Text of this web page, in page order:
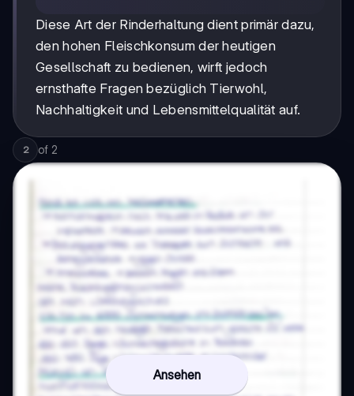
Diese Art der Rinderhaltung dient primär dazu,
den hohen Fleischkonsum der heutigen
Gesellschaft zu bedienen, wirft jedoch
ernsthafte Fragen bezüglich Tierwohl,
Nachhaltigkeit und Lebensmittelqualität auf.
2 of 2
Ansehen